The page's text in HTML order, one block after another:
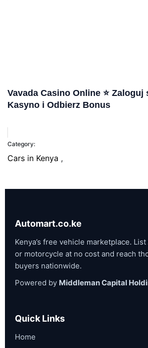
Vavada Casino Online ⭐️ Zaloguj
Kasyno i Odbierz Bonus
Category:
Cars in Kenya ,
Automart.co.ke
Kenya’s free vehicle marketplace.
or motorcycle at no cost and reach
buyers nationwide.
Powered by Middleman Capital
Quick Links
Home